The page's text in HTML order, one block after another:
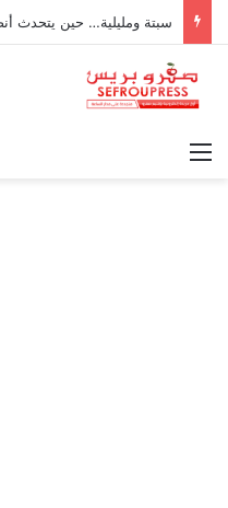
سبتة ومليلية… حين يتحدث
القائمة